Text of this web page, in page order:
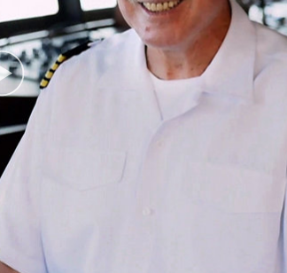
Play
Video